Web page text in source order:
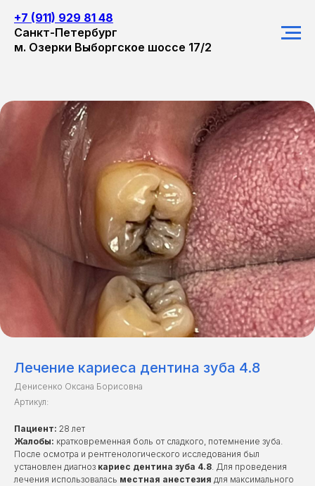
+7 (911) 929 81 48
Санкт-Петербург
м. Озерки Выборгское шоссе 17/2
Лечение кариеса дентина зуба 4.8
Денисенко Оксана Борисовна
Артикул:
Пациент: 28 лет
Жалобы: кратковременная боль от сладкого, потемнение зуба.
После осмотра и рентгенологического исследования был
установлен диагноз кариес дентина зуба 4.8. Для проведения
лечения использовалась местная анестезия для максимального